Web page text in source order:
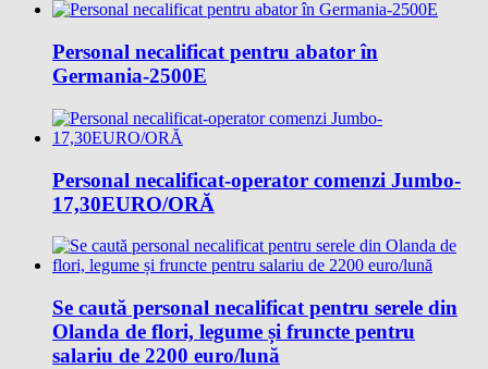
Personal necalificat pentru abator în
Germania-2500E
Personal necalificat-operator comenzi Jumbo-
17,30EURO/ORĂ
Se caută personal necalificat pentru serele din
Olanda de flori, legume și fruncte pentru
salariu de 2200 euro/lună